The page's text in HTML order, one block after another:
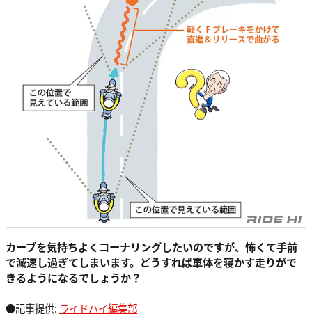
カーブを気持ちよくコーナリングしたいのですが、怖くて手前
で減速し過ぎてしまいます。どうすれば車体を寝かす走りがで
きるようになるでしょうか？
●記事提供: ライドハイ編集部